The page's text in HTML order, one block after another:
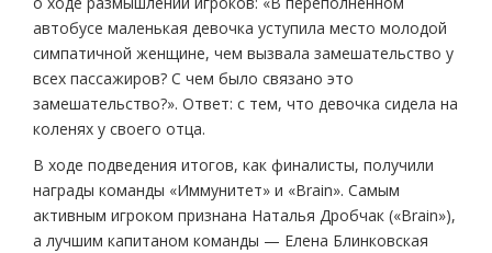
автобусе маленькая девочка уступила место молодой
симпатичной женщине, чем вызвала замешательство у
всех пассажиров? С чем было связано это
замешательство?». Ответ: с тем, что девочка сидела на
коленях у своего отца.
В ходе подведения итогов, как финалисты, получили
награды команды «Иммунитет» и «Brain». Самым
активным игроком признана Наталья Дробчак («Brain»),
а лучшим капитаном команды — Елена Блинковская